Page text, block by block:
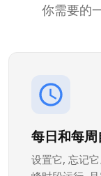
你需要的
每日和每
设置它, 忘记